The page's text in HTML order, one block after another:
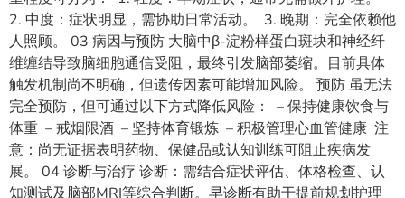
2. 中度：症状明显，需协助日常活动。 3. 晚期：完全依赖他
人照顾。 03 病因与预防 大脑中β-淀粉样蛋白斑块和神经纤
维缠结导致脑细胞通信受阻，最终引发脑部萎缩。目前具体
触发机制尚不明确，但遗传因素可能增加风险。 预防 虽无法
完全预防，但可通过以下方式降低风险： – 保持健康饮食与
体重 – 戒烟限酒 – 坚持体育锻炼 – 积极管理心血管健康 注
意：尚无证据表明药物、保健品或认知训练可阻止疾病发
展。 04 诊断与治疗 诊断：需结合症状评估、体格检查、认
知测试及脑部MRI等综合判断。早诊断有助于提前规划护理